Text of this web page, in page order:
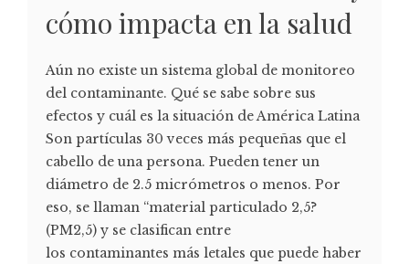
cómo impacta en la salud
Aún no existe un sistema global de monitoreo
del contaminante. Qué se sabe sobre sus
efectos y cuál es la situación de América Latina
Son partículas 30 veces más pequeñas que el
cabello de una persona. Pueden tener un
diámetro de 2.5 micrómetros o menos. Por
eso, se llaman “material particulado 2,5?
(PM2,5) y se clasifican entre
los contaminantes más letales que puede haber